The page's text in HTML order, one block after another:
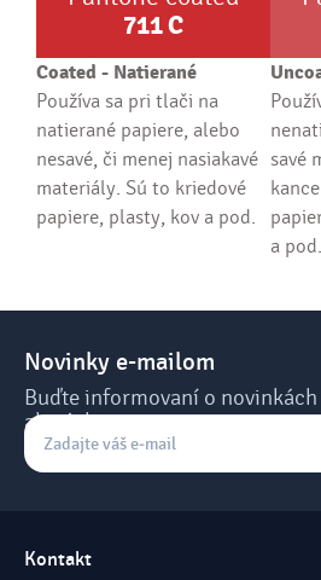
711C
Coated - Natierané
Používa sa pri tlači na
natierané papiere, alebo
nesavé, či menej nasiakavé
materiály. Sú to kriedové
papiere, plasty, kov a pod.
savé
a pod.
Novinky e-mailom
Buďte informovaní o novinkách
akciách.
Kontakt